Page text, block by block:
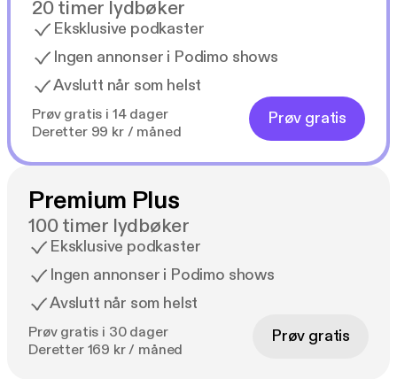
20 timer lydbøker
Eksklusive podkaster
Ingen annonser i Podimo shows
Avslutt når som helst
Prøv gratis i 14 dager
Deretter 99 kr / måned
Prøv gratis
Premium Plus
100 timer lydbøker
Eksklusive podkaster
Ingen annonser i Podimo shows
Avslutt når som helst
Prøv gratis i 30 dager
Deretter 169 kr / måned
Prøv gratis